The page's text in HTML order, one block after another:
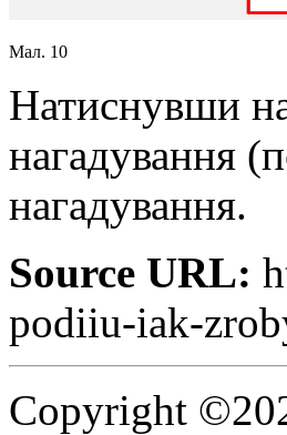
Мал. 10
Натиснувши
нагадування
нагадування.
Source URL:
podiiu-iak-
Copyright